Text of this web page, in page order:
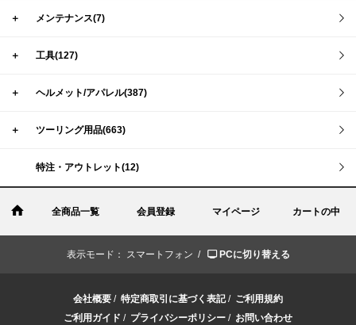
＋ メンテナンス(7)
＋ 工具(127)
＋ ヘルメット/アパレル(387)
＋ ツーリング用品(663)
特注・アウトレット(12)
全商品一覧 会員登録 マイページ カートの中
表示モード： スマートフォン / PCに切り替える
会社概要 / 特定商取引に基づく表記/ ご利用規約
ご利用ガイド / プライバシーポリシー / お問い合わせ